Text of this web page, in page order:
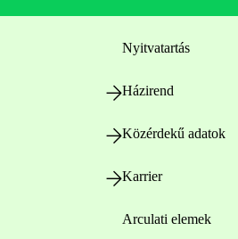
Nyitvatartás
Házirend
Közérdekű adatok
Karrier
Arculati elemek